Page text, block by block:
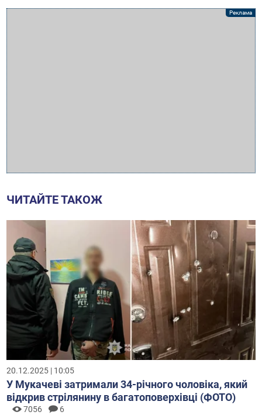
ЧИТАЙТЕ ТАКОЖ
20.12.2025 | 10:05
У Мукачеві затримали 34-річного чоловіка, який
відкрив стрілянину в багатоповерхівці (ФОТО)
7056 6